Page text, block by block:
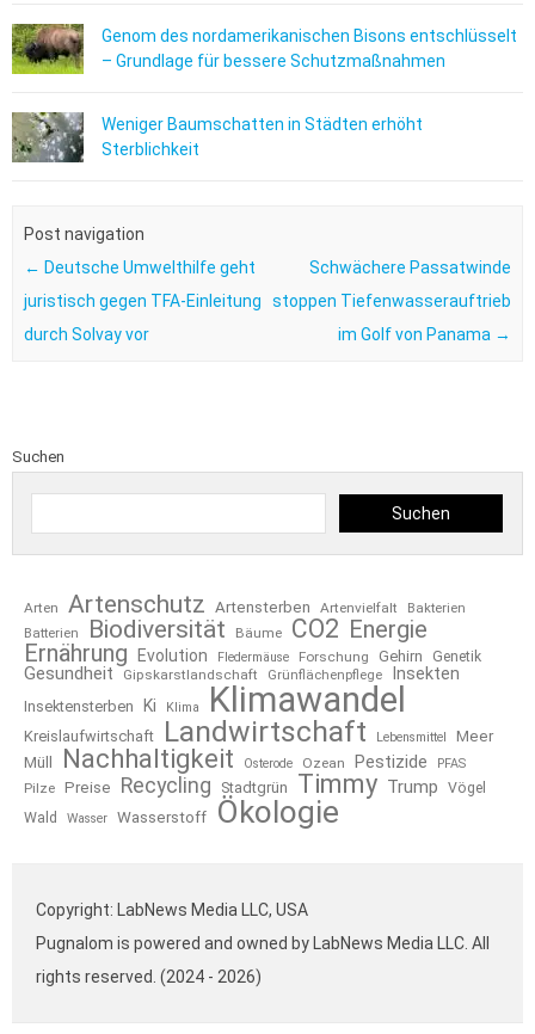
Genom des nordamerikanischen Bisons entschlüsselt
– Grundlage für bessere Schutzmaßnahmen
Weniger Baumschatten in Städten erhöht
Sterblichkeit
Post navigation
← Deutsche Umwelthilfe geht
juristisch gegen TFA-Einleitung
durch Solvay vor
Schwächere Passatwinde
stoppen Tiefenwasserauftrieb
im Golf von Panama →
Suchen
Suchen
Arten Artenschutz Artensterben Artenvielfalt
Bakterien
Batterien
Biodiversität Bäume CO2 Energie
Ernährung
Evolution Fledermäuse Forschung Gehirn Genetik
Gesundheit Gipskarstlandschaft Grünflächenpflege Insekten
Insektensterben Ki Klima Klimawandel
Kreislaufwirtschaft Landwirtschaft Lebensmittel
Meer
Müll
Nachhaltigkeit Osterode Ozean Pestizide PFAS
Pilze Preise Recycling Stadtgrün Timmy Trump
Vögel
Wald
Wasser Wasserstoff Ökologie
Copyright: LabNews Media LLC, USA
Pugnalom is powered and owned by LabNews Media LLC. All
rights reserved. (2024 - 2026)